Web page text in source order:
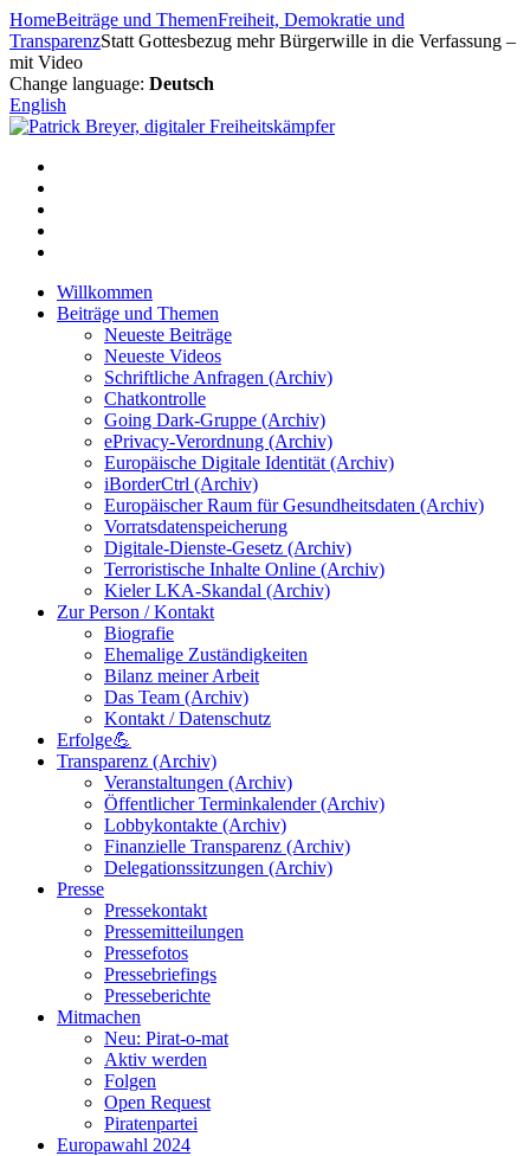
Zum
Inhalt
springen
HomeBeiträge und ThemenFreiheit, Demokratie und
TransparenzStatt Gottesbezug mehr Bürgerwille in die Verfassung –
mit Video
Change language: Deutsch
English
Willkommen
Beiträge und Themen
Neueste Beiträge
Neueste Videos
Schriftliche Anfragen (Archiv)
Chatkontrolle
Going Dark-Gruppe (Archiv)
ePrivacy-Verordnung (Archiv)
Europäische Digitale Identität (Archiv)
iBorderCtrl (Archiv)
Europäischer Raum für Gesundheitsdaten (Archiv)
Vorratsdatenspeicherung
Digitale-Dienste-Gesetz (Archiv)
Terroristische Inhalte Online (Archiv)
Kieler LKA-Skandal (Archiv)
Zur Person / Kontakt
Biografie
Ehemalige Zuständigkeiten
Bilanz meiner Arbeit
Das Team (Archiv)
Kontakt / Datenschutz
Erfolge💪
Transparenz (Archiv)
Veranstaltungen (Archiv)
Öffentlicher Terminkalender (Archiv)
Lobbykontakte (Archiv)
Finanzielle Transparenz (Archiv)
Delegationssitzungen (Archiv)
Presse
Pressekontakt
Pressemitteilungen
Pressefotos
Pressebriefings
Presseberichte
Mitmachen
Neu: Pirat-o-mat
Aktiv werden
Folgen
Open Request
Piratenpartei
Europawahl 2024